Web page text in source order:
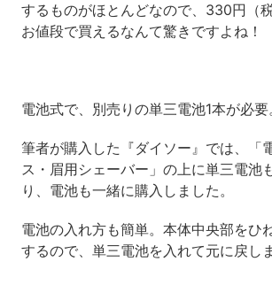
するものがほとんどなので、330円（
お値段で買えるなんて驚きですよね！
電池式で、別売りの単三電池1本が必要
筆者が購入した『ダイソー』では、「
ス・眉用シェーバー」の上に単三電池
り、電池も一緒に購入しました。
電池の入れ方も簡単。本体中央部をひ
するので、単三電池を入れて元に戻しま